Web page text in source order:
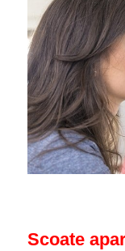
Scoate